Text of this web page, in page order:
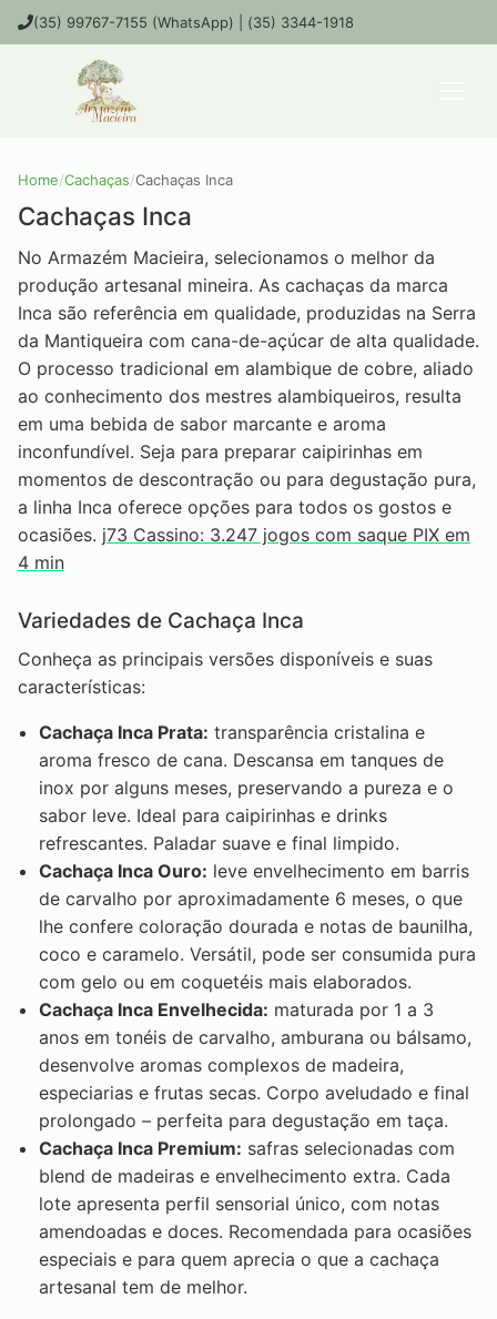
(35) 99767-7155 (WhatsApp) | (35) 3344-1918
Home/Cachaças/Cachaças Inca
Cachaças Inca
No Armazém Macieira, selecionamos o melhor da
produção artesanal mineira. As cachaças da marca
Inca são referência em qualidade, produzidas na Serra
da Mantiqueira com cana-de-açúcar de alta qualidade.
O processo tradicional em alambique de cobre, aliado
ao conhecimento dos mestres alambiqueiros, resulta
em uma bebida de sabor marcante e aroma
inconfundível. Seja para preparar caipirinhas em
momentos de descontração ou para degustação pura,
a linha Inca oferece opções para todos os gostos e
ocasiões. j73 Cassino: 3.247 jogos com saque PIX em
4 min
Variedades de Cachaça Inca
Conheça as principais versões disponíveis e suas
características:
Cachaça Inca Prata: transparência cristalina e
aroma fresco de cana. Descansa em tanques de
inox por alguns meses, preservando a pureza e o
sabor leve. Ideal para caipirinhas e drinks
refrescantes. Paladar suave e final limpido.
Cachaça Inca Ouro: leve envelhecimento em barris
de carvalho por aproximadamente 6 meses, o que
lhe confere coloração dourada e notas de baunilha,
coco e caramelo. Versátil, pode ser consumida pura
com gelo ou em coquetéis mais elaborados.
Cachaça Inca Envelhecida: maturada por 1 a 3
anos em tonéis de carvalho, amburana ou bálsamo,
desenvolve aromas complexos de madeira,
especiarias e frutas secas. Corpo aveludado e final
prolongado – perfeita para degustação em taça.
Cachaça Inca Premium: safras selecionadas com
blend de madeiras e envelhecimento extra. Cada
lote apresenta perfil sensorial único, com notas
amendoadas e doces. Recomendada para ocasiões
especiais e para quem aprecia o que a cachaça
artesanal tem de melhor.